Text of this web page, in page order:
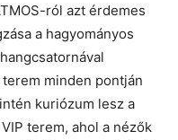
ról azt érdemes
a hagyományos
minden pontján
kuriózum lesz a
terem, ahol a nézők